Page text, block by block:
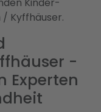
/ Kyffhäuser.
-
Experten